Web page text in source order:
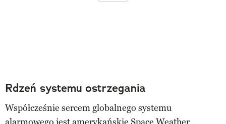
Rdzeń systemu ostrzegania
Współcześnie sercem globalnego systemu